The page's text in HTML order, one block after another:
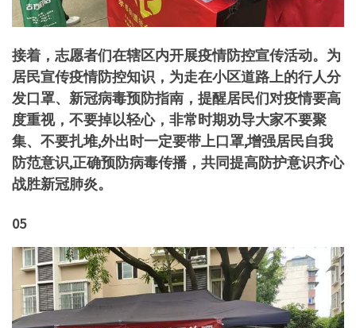
接着，志愿者们在辖区内开展疫情防控宣传活动。为
居民宣传疫情防控知识，为走在小区道路上的行人分
发口罩、新冠病毒预防指南，提醒居民们对疫情要高
度重视，不要掉以轻心，非常时期劝导大家不要聚
集、不要扎堆,外出时一定要带上口罩,增强居民自我
防范意识,正确预防病毒传播，共同提高防护意识齐心
战胜新冠肺炎。
05